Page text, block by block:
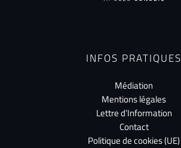
INFOS PRATIQUES
Médiation
Mentions légales
Lettre d’Information
Contact
Politique de cookies (UE)